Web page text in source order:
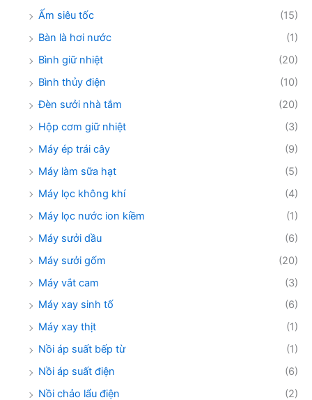
Ấm siêu tốc
(15)
Bàn là hơi nước
(1)
Bình giữ nhiệt
(20)
Bình thủy điện
(10)
Đèn sưởi nhà tắm
(20)
Hộp cơm giữ nhiệt
(3)
Máy ép trái cây
(9)
Máy làm sữa hạt
(5)
Máy lọc không khí
(4)
Máy lọc nước ion kiềm
(1)
Máy sưởi dầu
(6)
Máy sưởi gốm
(20)
Máy vắt cam
(3)
Máy xay sinh tố
(6)
Máy xay thịt
(1)
Nồi áp suất bếp từ
(1)
Nồi áp suất điện
(6)
Nồi chảo lẩu điện
(2)